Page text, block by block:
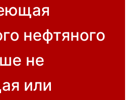
нефтяного
не
или